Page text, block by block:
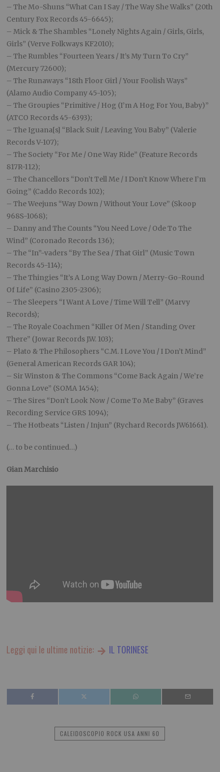
– The Mo-Shuns “What Can I Say / The Way She Walks” (20th
Century Fox Records 45-6645);
– Mick & The Shambles “Lonely Nights Again / Girls, Girls,
Girls” (Verve Folkways KF2010);
– The Rumbles “Fourteen Years / It’s My Turn To Cry”
(Mercury 72600);
– The Runaways “18th Floor Girl / Your Foolish Ways”
(Alamo Audio Company 45-105);
– The Groupies “Primitive / Hog (I’m A Hog For You, Baby)”
(ATCO Records 45-6393);
– The Iguana[s] “Black Suit / Leaving You Baby” (Valerie
Records V-107);
– The Society “For Me / One Way Ride” (Feature Records
817R-112);
– The Chancellors “Don’t Tell Me / I Don’t Know Where I’m
Going” (Caddo Records 102);
– The Weejuns “Way Down / Without Your Love” (Skoop
968S-1068);
– Danny and The Counts “You Need Love / Ode To The
Wind” (Coronado Records 136);
– The “In”-vaders “By The Sea / That Girl” (Music Town
Records 45-114);
– The Thingies “It’s A Long Way Down / Merry-Go-Round
Of Life” (Casino 2305-2306);
– The Sleepers “I Want A Love / Time Will Tell” (Marvy
Records);
– The Royale Coachmen “Killer Of Men / Standing Over
There” (Jowar Records J.W. 103);
– Plato & The Philosophers “C.M. I Love You / I Don’t Mind”
(General American Records GAR 104);
– Sir Winston & The Commons “Come Back Again / We’re
Gonna Love” (SOMA 1454);
– The Sires “Don’t Look Now / Come To Me Baby” (Graves
Recording Service GRS 1094);
– The Hotbeats “Listen / Injun” (Rychard Records JW61661).
(… to be continued…)
Gian Marchisio
Leggi qui le ultime notizie: IL TORINESE
CALEIDOSCOPIO ROCK USA ANNI 60